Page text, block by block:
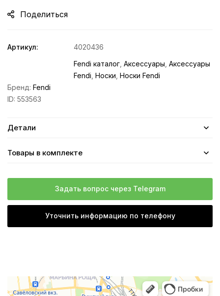
Поделиться
Артикул:
4020436
Fendi каталог Аксессуары Аксессуары
Fendi Носки Носки Fendi
Бренд: Fendi
ID: 553563
Детали
Товары в комплекте
Задать вопрос через Telegram
Уточнить информацию по телефону